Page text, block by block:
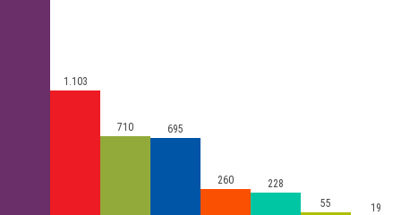
1.103
710 695
260
228
55
19